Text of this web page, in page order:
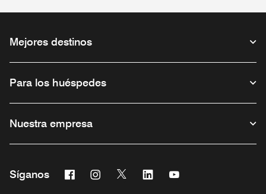
Mejores destinos
Para los huéspedes
Nuestra empresa
Síganos Facebook
Abre una ventana nueva
Instagram
Abre una ventana nueva
Twitter
Abre una ventana nueva
Linkedin
Abre una ventana nueva
Abre una ventana